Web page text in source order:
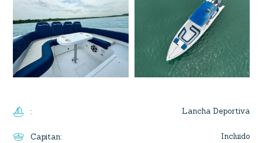
: Lancha Deportiva
Capitan: Incluido